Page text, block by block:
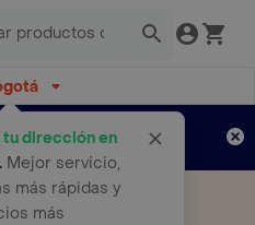
tu dirección en
. Mejor servicio,
más rápidas y
más
semanas
Aplican TyC